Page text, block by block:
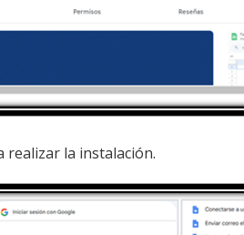
realizar la instalación.